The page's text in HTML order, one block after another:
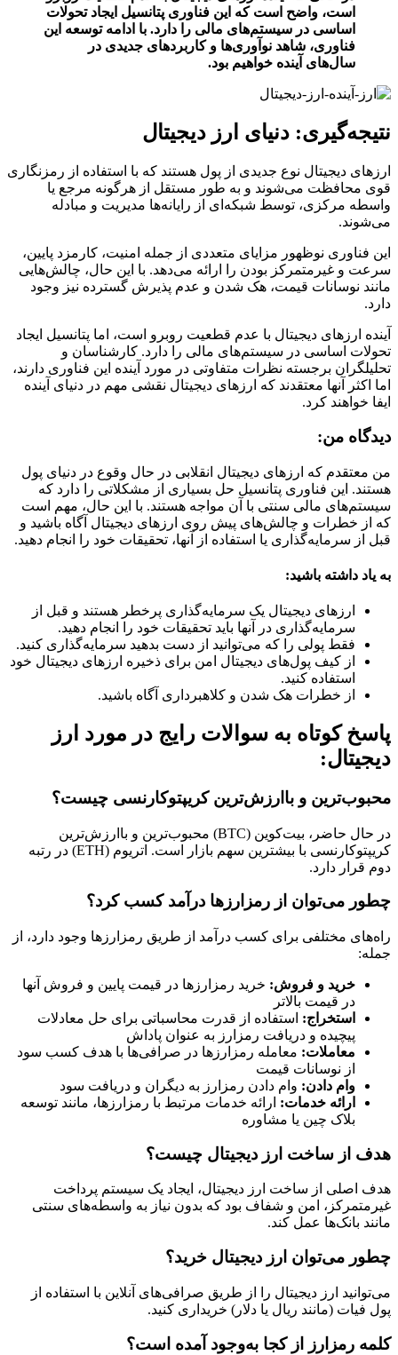
است، واضح است که این فناوری پتانسیل ایجاد تحولات
اساسی در سیستم‌های مالی را دارد. با ادامه توسعه این
فناوری، شاهد نوآوری‌ها و کاربردهای جدیدی در
سال‌های آینده خواهیم بود.
نتیجه‌گیری: دنیای ارز دیجیتال
ارزهای دیجیتال نوع جدیدی از پول هستند که با استفاده از رمزنگاری
قوی محافظت می‌شوند و به طور مستقل از هرگونه مرجع یا
واسطه مرکزی، توسط شبکه‌ای از رایانه‌ها مدیریت و مبادله
می‌شوند.
این فناوری نوظهور مزایای متعددی از جمله امنیت، کارمزد پایین،
سرعت و غیرمتمرکز بودن را ارائه می‌دهد. با این حال، چالش‌هایی
مانند نوسانات قیمت، هک شدن و عدم پذیرش گسترده نیز وجود
دارد.
آینده ارزهای دیجیتال با عدم قطعیت روبرو است، اما پتانسیل ایجاد
تحولات اساسی در سیستم‌های مالی را دارد. کارشناسان و
تحلیلگران برجسته نظرات متفاوتی در مورد آینده این فناوری دارند،
اما اکثر آنها معتقدند که ارزهای دیجیتال نقشی مهم در دنیای آینده
ایفا خواهند کرد.
دیدگاه من:
من معتقدم که ارزهای دیجیتال انقلابی در حال وقوع در دنیای پول
هستند. این فناوری پتانسیل حل بسیاری از مشکلاتی را دارد که
سیستم‌های مالی سنتی با آن مواجه هستند. با این حال، مهم است
که از خطرات و چالش‌های پیش روی ارزهای دیجیتال آگاه باشید و
قبل از سرمایه‌گذاری یا استفاده از آنها، تحقیقات خود را انجام دهید.
به یاد داشته باشید:
ارزهای دیجیتال یک سرمایه‌گذاری پرخطر هستند و قبل از
سرمایه‌گذاری در آنها باید تحقیقات خود را انجام دهید.
فقط پولی را که می‌توانید از دست بدهید سرمایه‌گذاری کنید.
از کیف پول‌های دیجیتال امن برای ذخیره ارزهای دیجیتال خود
استفاده کنید.
از خطرات هک شدن و کلاهبرداری آگاه باشید.
پاسخ کوتاه به سوالات رایج در مورد ارز
دیجیتال:
محبوب‌ترین و باارزش‌ترین کریپتوکارنسی چیست؟
در حال حاضر، بیت‌کوین (BTC) محبوب‌ترین و باارزش‌ترین
کریپتوکارنسی با بیشترین سهم بازار است. اتریوم (ETH) در رتبه
دوم قرار دارد.
چطور می‌توان از رمزارزها درآمد کسب کرد؟
راه‌های مختلفی برای کسب درآمد از طریق رمزارزها وجود دارد، از
جمله:
خرید و فروش: خرید رمزارزها در قیمت پایین و فروش آنها
در قیمت بالاتر
استخراج: استفاده از قدرت محاسباتی برای حل معادلات
پیچیده و دریافت رمزارز به عنوان پاداش
معاملات: معامله رمزارزها در صرافی‌ها با هدف کسب سود
از نوسانات قیمت
وام دادن: وام دادن رمزارز به دیگران و دریافت سود
ارائه خدمات: ارائه خدمات مرتبط با رمزارزها، مانند توسعه
بلاک چین یا مشاوره
هدف از ساخت ارز دیجیتال چیست؟
هدف اصلی از ساخت ارز دیجیتال، ایجاد یک سیستم پرداخت
غیرمتمرکز، امن و شفاف بود که بدون نیاز به واسطه‌های سنتی
مانند بانک‌ها عمل کند.
چطور می‌توان ارز دیجیتال خرید؟
می‌توانید ارز دیجیتال را از طریق صرافی‌های آنلاین با استفاده از
پول فیات (مانند ریال یا دلار) خریداری کنید.
کلمه رمزارز از کجا به‌وجود آمده است؟